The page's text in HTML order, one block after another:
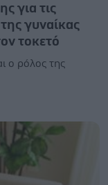
για τις
γυναίκας
τοκετό
ο ρόλος της